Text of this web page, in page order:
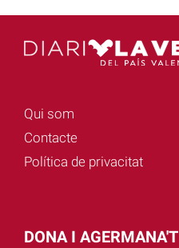
Qui som
Contacte
Política de privacitat
DONA I AGERMANA'T